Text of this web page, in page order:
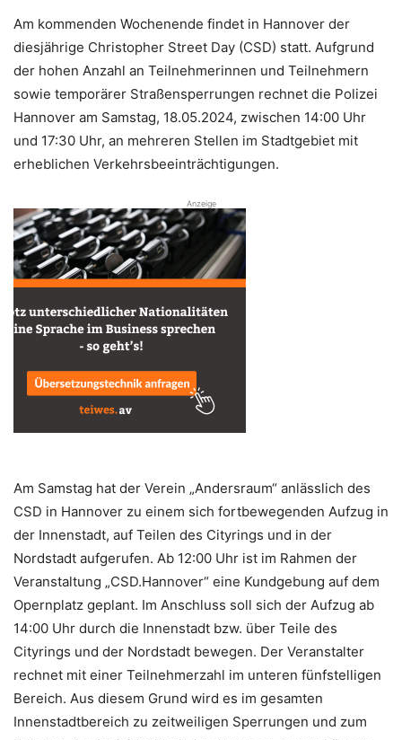
Am kommenden Wochenende findet in Hannover der
diesjährige Christopher Street Day (CSD) statt. Aufgrund
der hohen Anzahl an Teilnehmerinnen und Teilnehmern
sowie temporärer Straßensperrungen rechnet die Polizei
Hannover am Samstag, 18.05.2024, zwischen 14:00 Uhr
und 17:30 Uhr, an mehreren Stellen im Stadtgebiet mit
erheblichen Verkehrsbeeinträchtigungen.
Anzeige
Am Samstag hat der Verein „Andersraum“ anlässlich des
CSD in Hannover zu einem sich fortbewegenden Aufzug in
der Innenstadt, auf Teilen des Cityrings und in der
Nordstadt aufgerufen. Ab 12:00 Uhr ist im Rahmen der
Veranstaltung „CSD.Hannover“ eine Kundgebung auf dem
Opernplatz geplant. Im Anschluss soll sich der Aufzug ab
14:00 Uhr durch die Innenstadt bzw. über Teile des
Cityrings und der Nordstadt bewegen. Der Veranstalter
rechnet mit einer Teilnehmerzahl im unteren fünfstelligen
Bereich. Aus diesem Grund wird es im gesamten
Innenstadtbereich zu zeitweiligen Sperrungen und zum